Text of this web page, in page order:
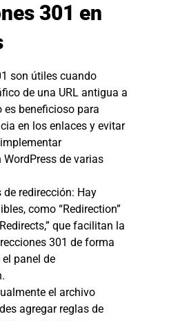
301 en
son útiles cuando
de una URL antigua a
es beneficioso para
en los enlaces y evitar
de varias
redirección: Hay
como “Redirection”
que facilitan la
301 de forma
panel de
el archivo
agregar reglas de